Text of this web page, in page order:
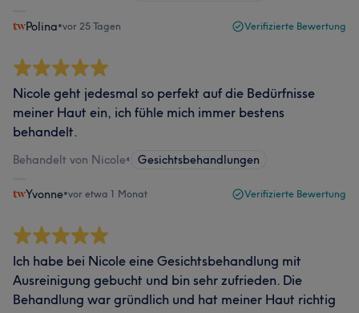
Polina•vor 25 Tagen Verifizierte Bewertung
Nicole geht jedesmal so perfekt auf die Bedürfnisse
meiner Haut ein, ich fühle mich immer bestens
behandelt.
Behandelt von Nicole• Gesichtsbehandlungen
Yvonne•vor etwa 1 Monat Verifizierte Bewertung
Ich habe bei Nicole eine Gesichtsbehandlung mit
Ausreinigung gebucht und bin sehr zufrieden. Die
Behandlung war gründlich und hat meiner Haut richtig